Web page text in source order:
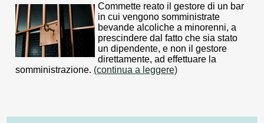
Commette reato il gestore di un bar
in cui vengono somministrate
bevande alcoliche a minorenni, a
prescindere dal fatto che sia stato
un dipendente, e non il gestore
direttamente, ad effettuare la
somministrazione. (continua a leggere)